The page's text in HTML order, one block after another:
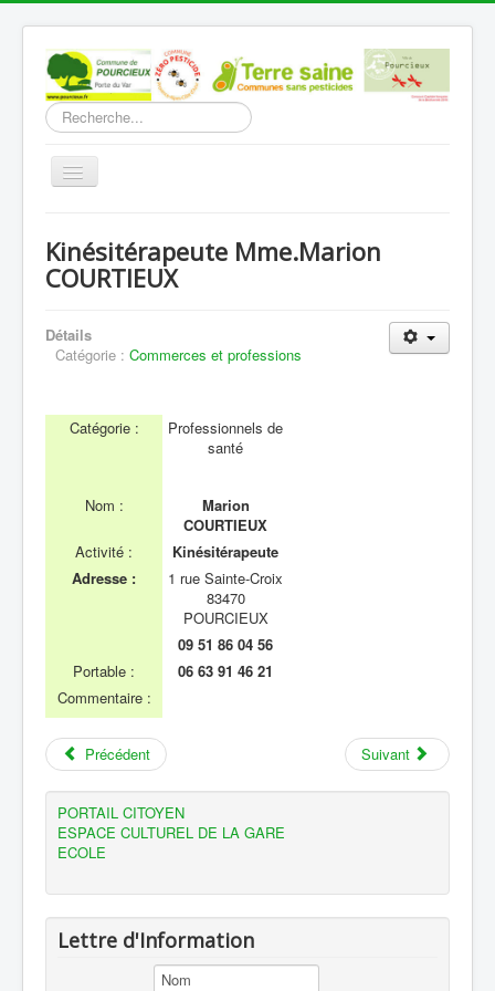
Rechercher
Basculer
Découverte
Vie locale
Communication
Kinésitérapeute Mme.Marion COURTIEUX
Kinésitérapeute Mme.Marion
COURTIEUX
Détails
Catégorie : Commerces et professions
Catégorie :
Professionnels de
santé
Nom :
Marion
COURTIEUX
Activité :
Kinésitérapeute
Adresse :
1 rue Sainte-Croix
83470
POURCIEUX
09 51 86 04 56
Portable :
06 63 91 46 21
Commentaire :
Précédent Suivant
PORTAIL CITOYEN
ESPACE CULTUREL DE LA GARE
ECOLE
Lettre d'Information